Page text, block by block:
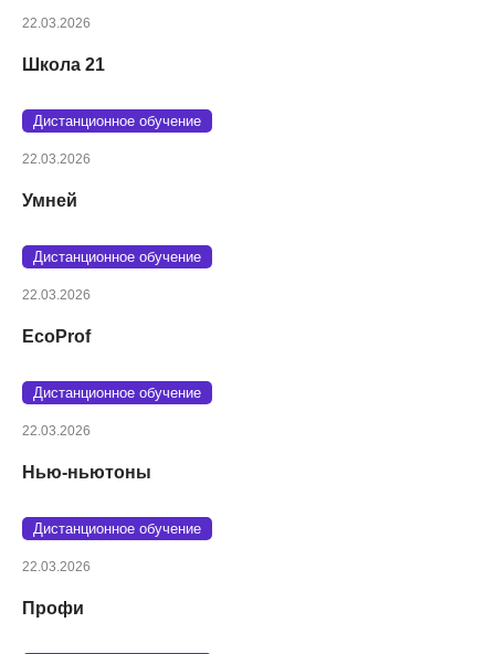
22.03.2026
Школа 21
Дистанционное обучение
22.03.2026
Умней
Дистанционное обучение
22.03.2026
EcoProf
Дистанционное обучение
22.03.2026
Нью-ньютоны
Дистанционное обучение
22.03.2026
Профи